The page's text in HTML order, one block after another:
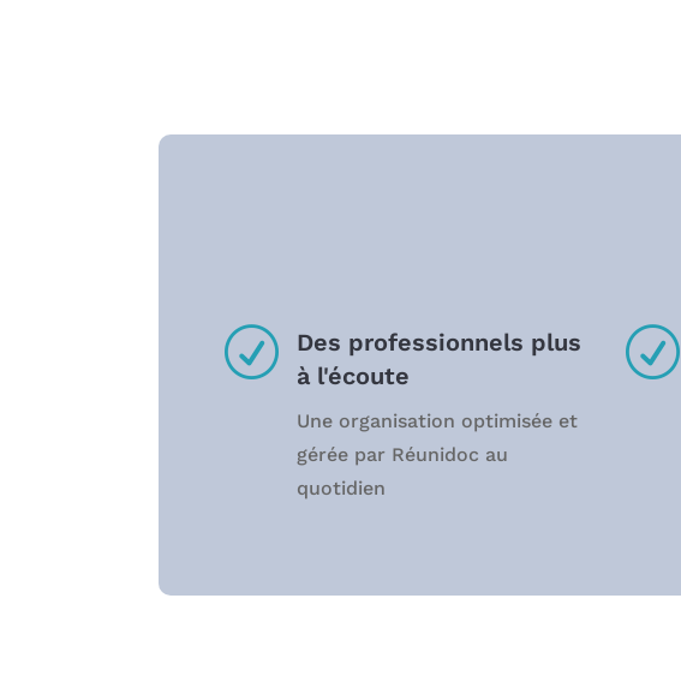
R
Des professionnels plus
à l'écoute
Une organisation optimisée et
gérée par Réunidoc au
quotidien
R